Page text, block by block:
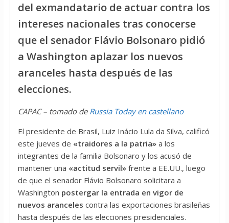
del exmandatario de actuar contra los
intereses nacionales tras conocerse
que el senador Flávio Bolsonaro pidió
a Washington aplazar los nuevos
aranceles hasta después de las
elecciones.
CAPAC – tomado de Russia Today en castellano
El presidente de Brasil, Luiz Inácio Lula da Silva, calificó
este jueves de «traidores a la patria»a los
integrantes de la familia Bolsonaro y los acusó de
mantener una «actitud servil»frente a EE.UU., luego
de que el senador Flávio Bolsonaro solicitara a
Washington postergar la entrada en vigor de
nuevos aranceles contra las exportaciones brasileñas
hasta después de las elecciones presidenciales.